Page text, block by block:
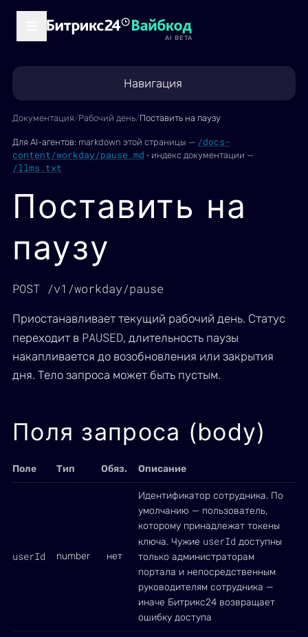
AI BETA
Навигация
Документация/Рабочий день/Поставить на паузу
Для AI-агентов: markdown этой страницы — /docs-
content/workday/pause.md · индекс документации —
/llms.txt
Поставить на
паузу
POST /v1/workday/pause
Приостанавливает текущий рабочий день. Статус
переходит в PAUSED, длительность паузы
накапливается до возобновления или закрытия
дня. Тело запроса может быть пустым.
Поля запроса (body)
Поле Тип Обяз. Описание
userId number нет
Идентификатор сотрудника. По
умолчанию — пользователь,
которому принадлежат токены
ключа. Чужие userId доступны
только администраторам
портала и непосредственным
руководителям сотрудника —
иначе Битрикс24 возвращает
ошибку доступа